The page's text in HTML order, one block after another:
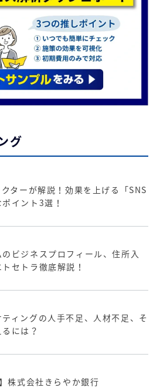
グ
ターが解説！効果を上げる「SNS
イント3選！
ビジネスプロフィール、住所入
セトラ徹底解説！
ィングの人手不足、人材不足、そ
には？
株式会社きらやか銀行